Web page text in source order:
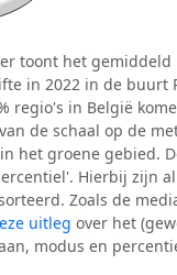
toont het
in 2022 in de buurt
regio's in België
de schaal op de
het groene gebied.
Hierbij zijn
Zoals de
uitleg over het
modus en